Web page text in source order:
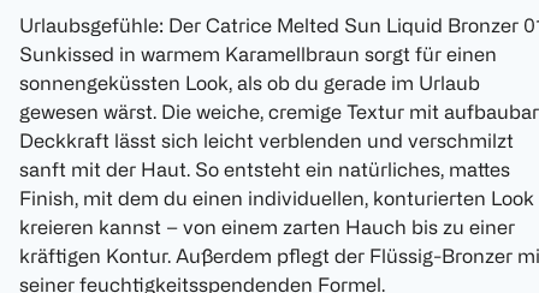
Urlaubsgefühle: Der Catrice Melted Sun Liquid Bronzer
Sunkissed in warmem Karamellbraun sorgt für einen
sonnengeküssten Look, als ob du gerade im Urlaub
gewesen wärst. Die weiche, cremige Textur mit
Deckkraft lässt sich leicht verblenden und verschmilzt
sanft mit der Haut. So entsteht ein natürliches, mattes
Finish, mit dem du einen individuellen, konturierten Look
kreieren kannst – von einem zarten Hauch bis zu einer
kräftigen Kontur. Außerdem pflegt der Flüssig-Bronzer
seiner feuchtigkeitsspendenden Formel.